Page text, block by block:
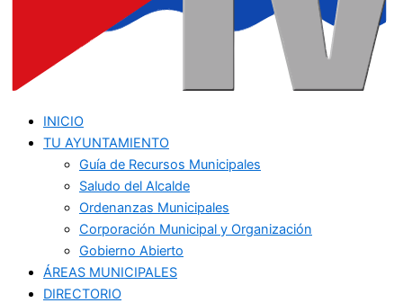
INICIO
TU AYUNTAMIENTO
Guía de Recursos Municipales
Saludo del Alcalde
Ordenanzas Municipales
Corporación Municipal y Organización
Gobierno Abierto
ÁREAS MUNICIPALES
DIRECTORIO